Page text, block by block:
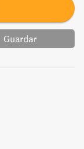
Guardar